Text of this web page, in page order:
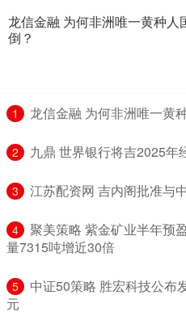
龙信金融 为何非洲唯一黄种人
倒？
1 龙信金融 为何非洲唯一黄
2 九鼎 世界银行将吉2025年
3 江苏配资网 吉内阁批准与
4
聚美策略 紫金矿业半年预
量7315吨增近30倍
5
中证50策略 胜宏科技公布
元